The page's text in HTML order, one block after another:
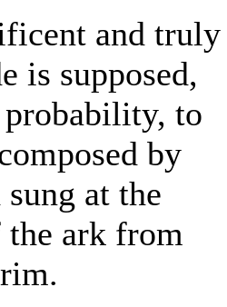
and truly
is supposed,
to
by
at the
ark from